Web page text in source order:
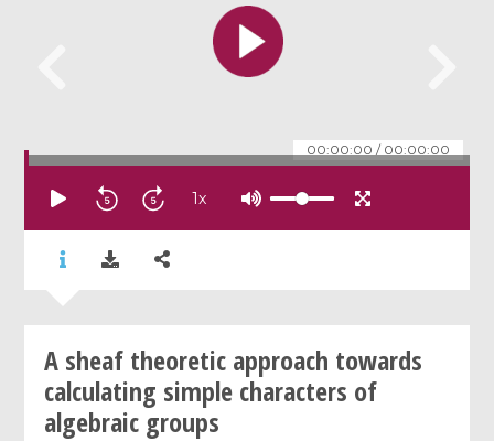
00:00:00 / 00:00:00
1x
A sheaf theoretic approach towards
calculating simple characters of
algebraic groups